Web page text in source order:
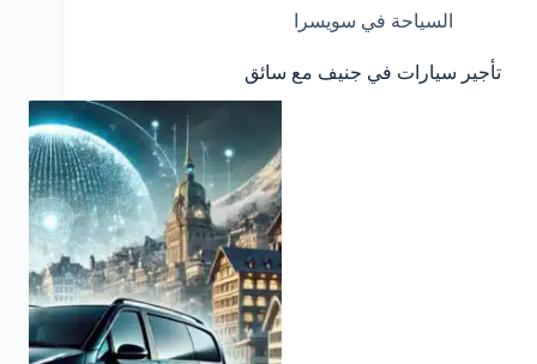
السياحة في سويسرا
تأجير سيارات في جنيف مع سائق